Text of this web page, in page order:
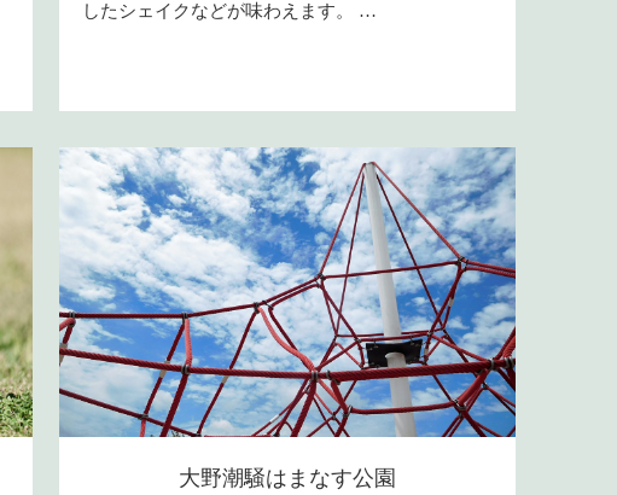
したシェイクなどが味わえます。 …
大野潮騒はまなす公園